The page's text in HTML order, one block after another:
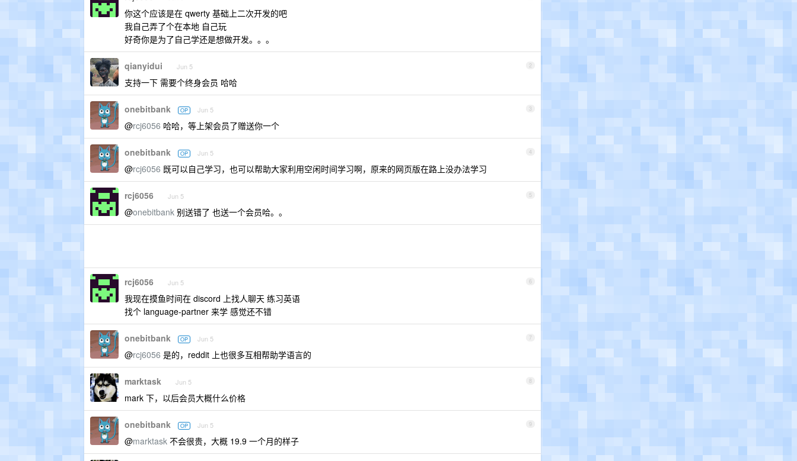
你这个应该是在 qwerty 基础上二次开发的吧
我自己弄了个在本地 自己玩
好奇你是为了自己学还是想做开发。。。
2
qianyidui Jun 5
支持一下 需要个终身会员 哈哈
3
onebitbank OP Jun 5
@rcj6056 哈哈，等上架会员了赠送你一个
4
onebitbank OP Jun 5
@rcj6056 既可以自己学习，也可以帮助大家利用空闲时间学习啊，原来的网页版在路上没办法学习
5
rcj6056 Jun 5
@onebitbank 别送错了 也送一个会员哈。。
6
rcj6056 Jun 5
我现在摸鱼时间在 discord 上找人聊天 练习英语
找个 language-partner 来学 感觉还不错
7
onebitbank OP Jun 5
@rcj6056 是的，reddit 上也很多互相帮助学语言的
8
marktask Jun 5
mark 下，以后会员大概什么价格
9
onebitbank OP Jun 5
@marktask 不会很贵，大概 19.9 一个月的样子